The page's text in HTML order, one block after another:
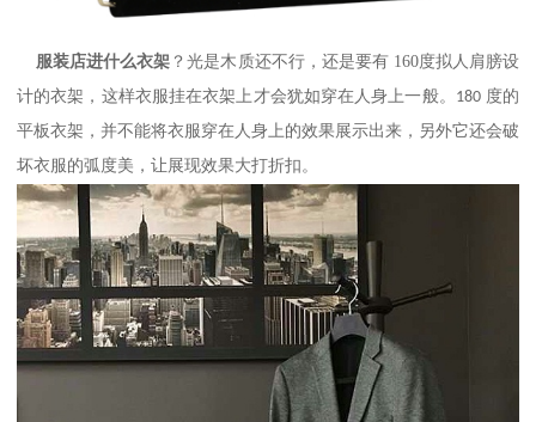
服装店进什么衣架 ？光是木质还不行，还是要有 160度拟人肩膀设
计的衣架，这样衣服挂在衣架上才会犹如穿在人身上一般。 180 度的
平板衣架，并不能将衣服穿在人身上的效果展示出来，另外它还会破
坏衣服的弧度美，让展现效果大打折扣。